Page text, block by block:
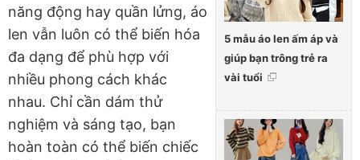
5 mẫu áo len ấm áp và
giúp bạn trông trẻ ra
vài tuổi
năng động hay quần lửng, áo
len vẫn luôn có thể biến hóa
đa dạng để phù hợp với
nhiều phong cách khác
nhau. Chỉ cần dám thử
nghiệm và sáng tạo, bạn
hoàn toàn có thể biến chiếc